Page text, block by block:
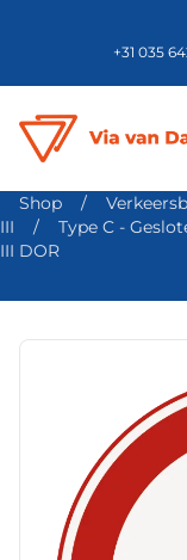
+31 035
Shop /
III
/ Type C -
III DOR